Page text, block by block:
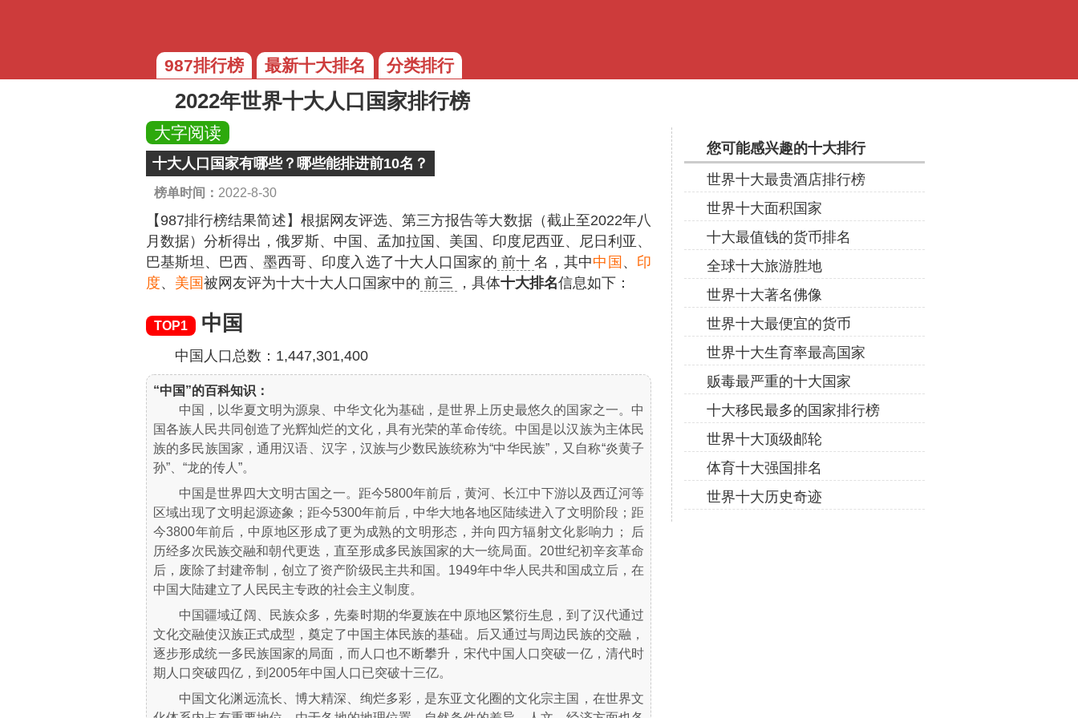
987排行榜 最新十大排名 分类排行
2022年世界十大人口国家排行榜
大字阅读
十大人口国家有哪些？哪些能排进前10名？
榜单时间： 2022-8-30
【987排行榜结果简述】 根据网友评选、第三方报告等大数据（截止至2022年八
月数据）分析得出，俄罗斯、中国、孟加拉国、美国、印度尼西亚、尼日利亚、
巴基斯坦、巴西、墨西哥、印度入选了十大人口国家的 前十 名，其中中国 、 印
度、 美国被网友评为十大十大人口国家中的 前三 ，具体十大排名信息如下：
TOP1 中国
中国人口总数：1,447,301,400
“中国”的百科知识：
中国，以华夏文明为源泉、中华文化为基础，是世界上历史最悠久的国家之一。中
国各族人民共同创造了光辉灿烂的文化，具有光荣的革命传统。中国是以汉族为主体民
族的多民族国家，通用汉语、汉字，汉族与少数民族统称为“中华民族”，又自称“炎黄子
孙”、“龙的传人”。
中国是世界四大文明古国之一。距今5800年前后，黄河、长江中下游以及西辽河等
区域出现了文明起源迹象；距今5300年前后，中华大地各地区陆续进入了文明阶段；距
今3800年前后，中原地区形成了更为成熟的文明形态，并向四方辐射文化影响力； 后
历经多次民族交融和朝代更迭，直至形成多民族国家的大一统局面。20世纪初辛亥革命
后，废除了封建帝制，创立了资产阶级民主共和国。1949年中华人民共和国成立后，在
中国大陆建立了人民民主专政的社会主义制度。
中国疆域辽阔、民族众多，先秦时期的华夏族在中原地区繁衍生息，到了汉代通过
文化交融使汉族正式成型，奠定了中国主体民族的基础。后又通过与周边民族的交融，
逐步形成统一多民族国家的局面，而人口也不断攀升，宋代中国人口突破一亿，清代时
期人口突破四亿，到2005年中国人口已突破十三亿。
中国文化渊远流长、博大精深、绚烂多彩，是东亚文化圈的文化宗主国，在世界文
您可能感兴趣的十大排行
世界十大最贵酒店排行榜
世界十大面积国家
十大最值钱的货币排名
全球十大旅游胜地
世界十大著名佛像
世界十大最便宜的货币
世界十大生育率最高国家
贩毒最严重的十大国家
十大移民最多的国家排行榜
世界十大顶级邮轮
体育十大强国排名
世界十大历史奇迹